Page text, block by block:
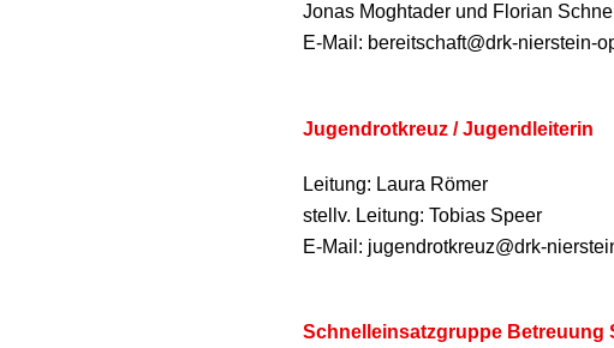
Jonas Moghtader und Florian
E-Mail: bereitschaft@drk-nierstein-
Jugendrotkreuz / Jugendleiterin
Leitung: Laura Römer
stellv. Leitung: Tobias Speer
E-Mail: jugendrotkreuz@drk-
Schnelleinsatzgruppe Betreuung